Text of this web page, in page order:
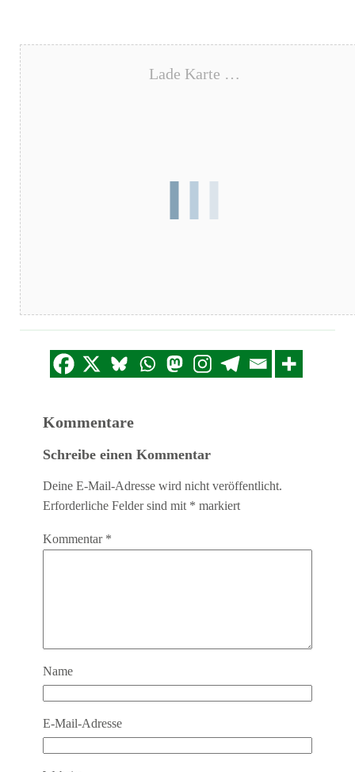
Lade Karte …
Kommentare
Schreibe einen Kommentar
Deine E-Mail-Adresse wird nicht veröffentlicht.
Erforderliche Felder sind mit * markiert
Kommentar *
Name
E-Mail-Adresse